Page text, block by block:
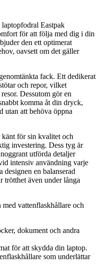
Eastpak
för att följa med dig i din
den ett optimerat
oavsett om det gäller
fack. Ett dedikerat
och repor, vilket
Dessutom gör en
komma åt din dryck,
utan att behöva öppna
för sin kvalitet och
investering. Dess tyg är
utförda detaljer
intensiv användning varje
designen en balanserad
även under långa
vattenflaskhållare och
dokument och andra
för att skydda din laptop.
som underlättar